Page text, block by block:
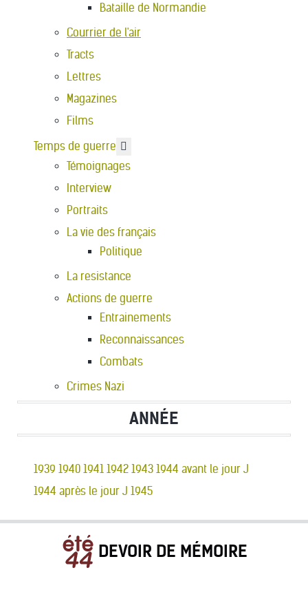
Bataille de Normandie
Courrier de l'air
Tracts
Lettres
Magazines
Films
Temps de guerre
Témoignages
Interview
Portraits
La vie des français
Politique
La resistance
Actions de guerre
Entrainements
Reconnaissances
Combats
Crimes Nazi
ANNÉE
1939 1940 1941 1942 1943 1944 avant le jour J
1944 après le jour J 1945
DEVOIR DE MÉMOIRE